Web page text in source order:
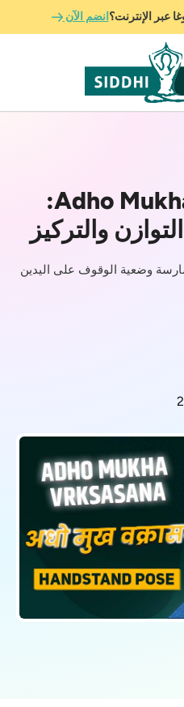
الإنترنت؟انضم الآن
Adho Mukha Vrksasana:
والتركيز
وضعية الوقوف على اليدين